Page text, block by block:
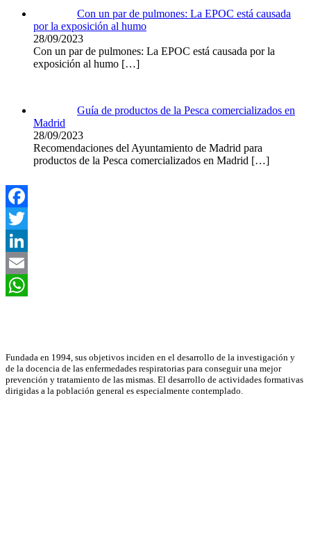
Con un par de pulmones: La EPOC está causada
por la exposición al humo
28/09/2023
Con un par de pulmones: La EPOC está causada por la
exposición al humo […]
Guía de productos de la Pesca comercializados en
Madrid
28/09/2023
Recomendaciones del Ayuntamiento de Madrid para
productos de la Pesca comercializados en Madrid […]
Facebook
Twitter
LinkedIn
Email
Fundada en 1994, sus objetivos inciden en el desarrollo de la investigación y
de la docencia de las enfermedades respiratorias para conseguir una mejor
prevención y tratamiento de las mismas. El desarrollo de actividades formativas
dirigidas a la población general es especialmente contemplado.